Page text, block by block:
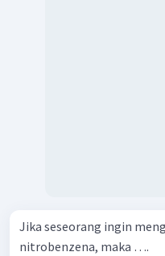
Jika seseorang ingin
nitrobenzena, maka ….